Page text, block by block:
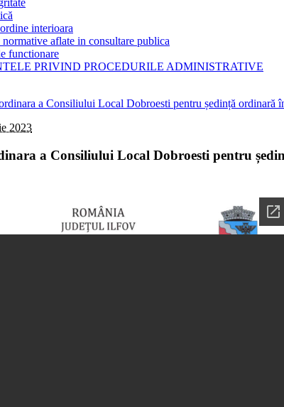
interioara
normative aflate in consultare publica
functionare
PRIVIND PROCEDURILE ADMINISTRATIVE
2023
a Consiliului Local Dobroesti pentru